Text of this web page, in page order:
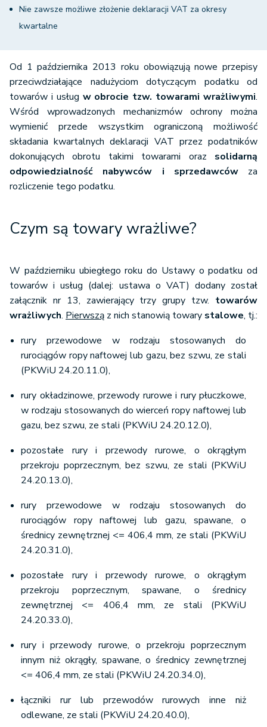
Nie zawsze możliwe złożenie deklaracji VAT za okresy
kwartalne
Od 1 października 2013 roku obowiązują nowe przepisy
przeciwdziałające nadużyciom dotyczącym podatku od
towarów i usług w obrocie tzw. towarami wrażliwymi.
Wśród wprowadzonych mechanizmów ochrony można
wymienić przede wszystkim ograniczoną możliwość
składania kwartalnych deklaracji VAT przez podatników
dokonujących obrotu takimi towarami oraz solidarną
odpowiedzialność nabywców i sprzedawcówza
rozliczenie tego podatku.
Czym są towary wrażliwe?
W październiku ubiegłego roku do Ustawy o podatku od
towarów i usług (dalej: ustawa o VAT) dodany został
załącznik nr 13, zawierający trzy grupy tzw. towarów
wrażliwych. Pierwszą z nich stanowią towary stalowe, tj.:
rury przewodowe w rodzaju stosowanych do
rurociągów ropy naftowej lub gazu, bez szwu, ze stali
(PKWiU 24.20.11.0),
rury okładzinowe, przewody rurowe i rury płuczkowe,
w rodzaju stosowanych do wierceń ropy naftowej lub
gazu, bez szwu, ze stali (PKWiU 24.20.12.0),
pozostałe rury i przewody rurowe, o okrągłym
przekroju poprzecznym, bez szwu, ze stali (PKWiU
24.20.13.0),
rury przewodowe w rodzaju stosowanych do
rurociągów ropy naftowej lub gazu, spawane, o
średnicy zewnętrznej <= 406,4 mm, ze stali (PKWiU
24.20.31.0),
pozostałe rury i przewody rurowe, o okrągłym
przekroju poprzecznym, spawane, o średnicy
zewnętrznej <= 406,4 mm, ze stali (PKWiU
24.20.33.0),
rury i przewody rurowe, o przekroju poprzecznym
innym niż okrągły, spawane, o średnicy zewnętrznej
<= 406,4 mm, ze stali (PKWiU 24.20.34.0),
łączniki rur lub przewodów rurowych inne niż
odlewane, ze stali (PKWiU 24.20.40.0),